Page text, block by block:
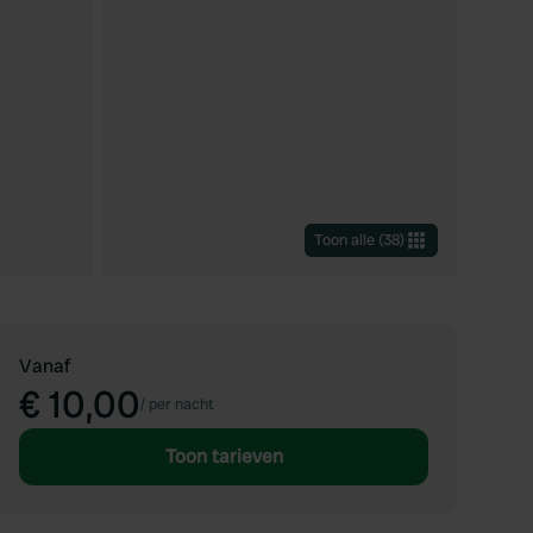
Toon alle (38)
Vanaf
€ 10,00/ per nacht
Toon tarieven